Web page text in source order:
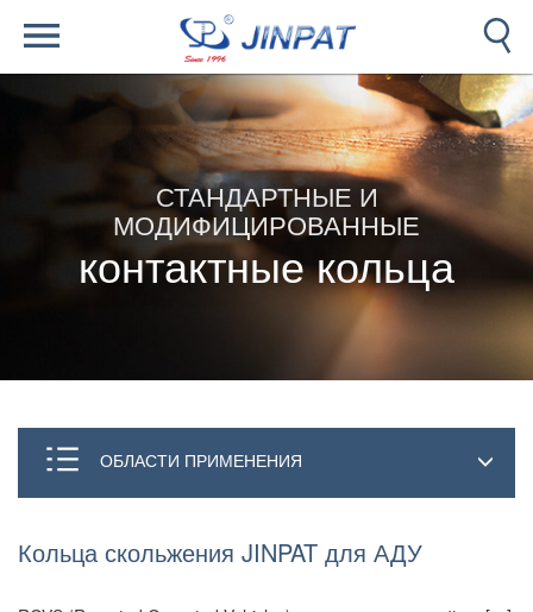
СТАНДАРТНЫЕ И
МОДИФИЦИРОВАННЫЕ
контактные кольца
ОБЛАСТИ ПРИМЕНЕНИЯ
Кольца скольжения JINPAT для АДУ